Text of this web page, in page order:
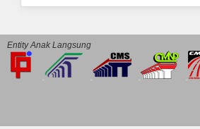
Entity Anak Langsung